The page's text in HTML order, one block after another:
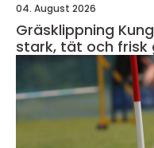
04. August 2026
Gräsklippning
stark, tät och